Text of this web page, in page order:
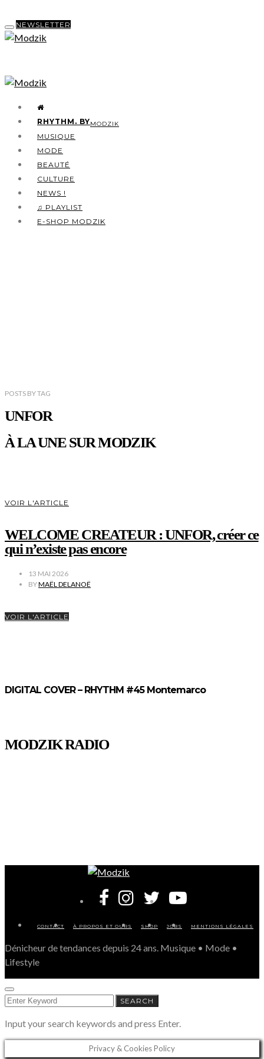
NEWSLETTER
RHYTHM. BYMODZIK
MUSIQUE
MODE
BEAUTÉ
CULTURE
NEWS !
♫ PLAYLIST
E-SHOP MODZIK
POSTS BYTAG
UNFOR
À LA UNE SUR MODZIK
VOIR L'ARTICLE
WELCOME CREATEUR : UNFOR, créer ce
qui n’existe pas encore
13 MAI 2026
BYMAËL DELANOË
VOIR L'ARTICLE
DIGITAL COVER – RHYTHM #45 Montemarco
MODZIK RADIO
CONTACT À PROPOS ET OURS SHOP JOBS MENTIONS LÉGALES
Dénicheur de tendances depuis 24 ans. Musique • Mode •
Lifestyle
SEARCH
FOR:
SEARCH
Input your search keywords and press Enter.
Privacy & Cookies Policy